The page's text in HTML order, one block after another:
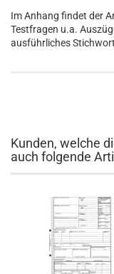
Im Anhang findet der
Testfragen u.a.
ausführliches
Kunden, welche
auch folgende